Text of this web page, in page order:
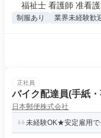
福祉士 看護師 准看
制服あり 業界未経験歓
正社員
バイク配達員(手紙
日本郵便株式会社
未経験OK★安定雇用